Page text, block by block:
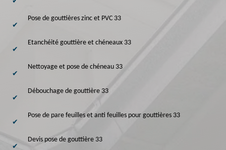
Pose de gouttières zinc et PVC 33
Etanchéité gouttière et chéneaux 33
Nettoyage et pose de chéneau 33
Débouchage de gouttière 33
Pose de pare feuilles et anti feuilles pour gouttières 33
Devis pose de gouttière 33